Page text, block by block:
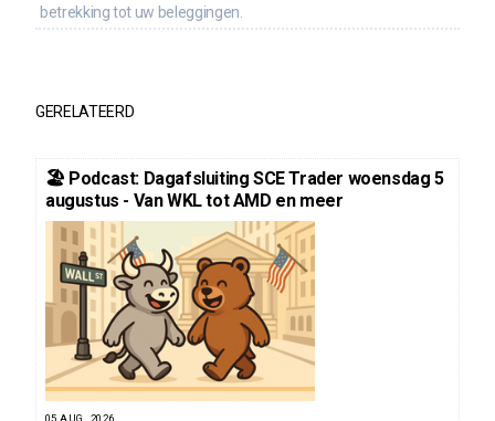
betrekking tot uw beleggingen.
GERELATEERD
🏖️ Podcast: Dagafsluiting SCE Trader woensdag 5
augustus - Van WKL tot AMD en meer
05 AUG. 2026